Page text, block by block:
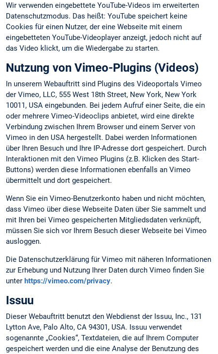
Wir verwenden eingebettete YouTube-Videos im erweiterten
Datenschutzmodus. Das heißt: YouTube speichert keine
Cookies für einen Nutzer, der eine Webseite mit einem
eingebetteten YouTube-Videoplayer anzeigt, jedoch nicht auf
das Video klickt, um die Wiedergabe zu starten.
Nutzung von Vimeo-Plugins (Videos)
In unserem Webauftritt sind Plugins des Videoportals Vimeo
der Vimeo, LLC, 555 West 18th Street, New York, New York
10011, USA eingebunden. Bei jedem Aufruf einer Seite, die ein
oder mehrere Vimeo-Videoclips anbietet, wird eine direkte
Verbindung zwischen Ihrem Browser und einem Server von
Vimeo in den USA hergestellt. Dabei werden Informationen
über Ihren Besuch und Ihre IP-Adresse dort gespeichert. Durch
Interaktionen mit den Vimeo Plugins (z.B. Klicken des Start-
Buttons) werden diese Informationen ebenfalls an Vimeo
übermittelt und dort gespeichert.
Wenn Sie ein Vimeo-Benutzerkonto haben und nicht möchten,
dass Vimeo über diese Webseite Daten über Sie sammelt und
mit Ihren bei Vimeo gespeicherten Mitgliedsdaten verknüpft,
müssen Sie sich vor Ihrem Besuch dieser Webseite bei Vimeo
ausloggen.
Die Datenschutzerklärung für Vimeo mit näheren Informationen
zur Erhebung und Nutzung Ihrer Daten durch Vimeo finden Sie
unter https://vimeo.com/privacy.
Issuu
Dieser Webauftritt benutzt den Webdienst der Issuu, Inc., 131
Lytton Ave, Palo Alto, CA 94301, USA. Issuu verwendet
sogenannte „Cookies“, Textdateien, die auf Ihrem Computer
gespeichert werden und die eine Analyse der Benutzung des